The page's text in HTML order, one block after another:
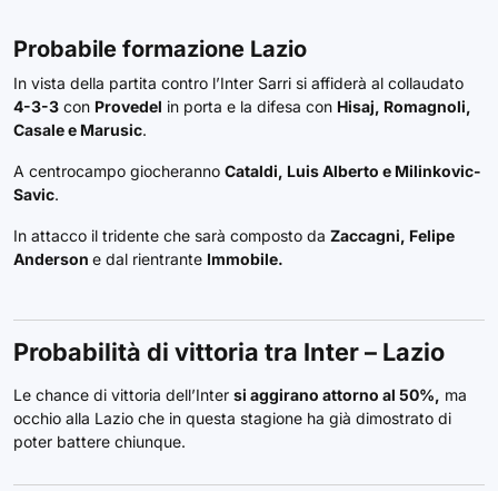
Probabile formazione Lazio
In vista della partita contro l’Inter Sarri si affiderà al collaudato
4-3-3 con Provedel in porta e la difesa con Hisaj, Romagnoli,
Casale e Marusic.
A centrocampo giocheranno Cataldi, Luis Alberto e Milinkovic-
Savic.
In attacco il tridente che sarà composto da Zaccagni, Felipe
Anderson e dal rientrante Immobile.
Probabilità di vittoria tra Inter – Lazio
Le chance di vittoria dell’Inter si aggirano attorno al 50%, ma
occhio alla Lazio che in questa stagione ha già dimostrato di
poter battere chiunque.